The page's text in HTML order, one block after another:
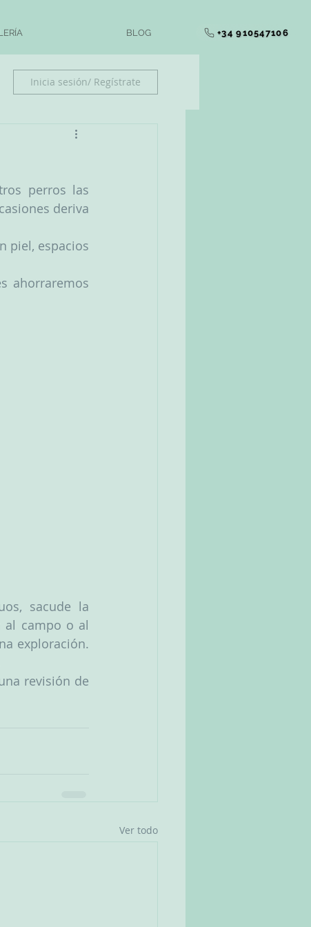
BLOG +34 910547106
Inicia sesión/ Regístrate
perros las
deriva
piel, espacios
ahorraremos
sacude la
al campo o al
exploración.
revisión de
Ver todo